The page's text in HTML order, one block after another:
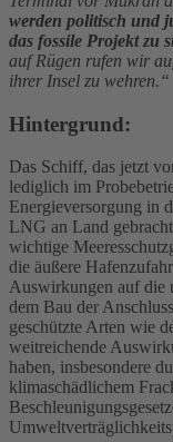
werden politisch und
das fossile Projekt zu
auf Rügen rufen wir
ihrer Insel zu wehren.“
Hintergrund:
Das Schiff, das jetzt
lediglich im
Energieversorgung in
LNG an Land
wichtige
die äußere
Auswirkungen auf die
dem Bau der
geschützte Arten wie
weitreichende
haben, insbesondere
klimaschädlichem